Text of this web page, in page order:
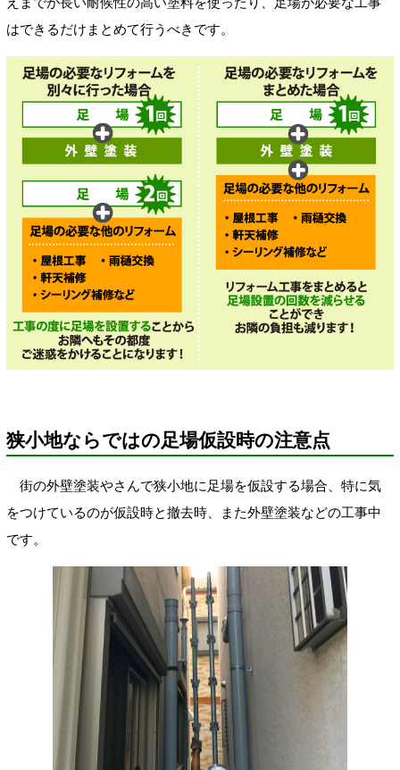
はできるだけまとめて行うべきです。
狭小地ならではの足場仮設時の注意点
街の外壁塗装やさんで狭小地に足場を仮設する場合、特に気
をつけているのが仮設時と撤去時、また外壁塗装などの工事中
です。